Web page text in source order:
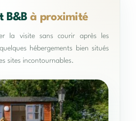
B&Bà proximité
la visite sans courir après les
hébergements bien situés
sites incontournables.